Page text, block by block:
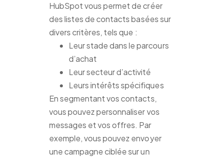
HubSpot vous permet de créer
des listes de contacts basées sur
divers critères, tels que :
Leur stade dans le parcours
d’achat
Leur secteur d’activité
Leurs intérêts spécifiques
En segmentant vos contacts,
vous pouvez personnaliser vos
messages et vos offres. Par
exemple, vous pouvez envoyer
une campagne ciblée sur un